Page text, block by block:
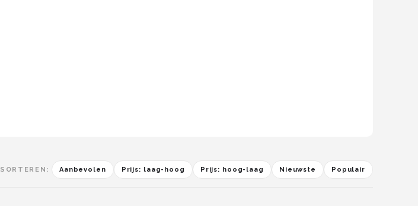
SORTEREN: Aanbevolen Prijs: laag-hoog Prijs: hoog-laag Nieuwste Populair